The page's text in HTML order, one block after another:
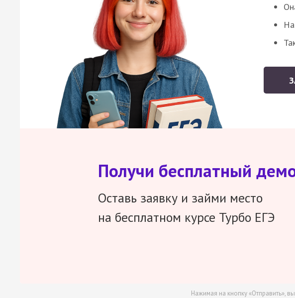
Получи бесплатный
Оставь заявку и займи место
на бесплатном курсе Турбо ЕГЭ
Нажимая на кнопку «Отправить»,